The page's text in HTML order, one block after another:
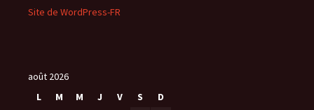
Site de WordPress-FR
août 2026
L
M M J V S D